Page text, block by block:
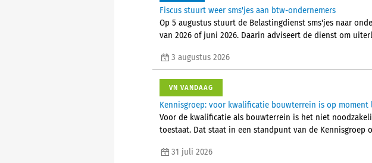
Fiscus stuurt weer sms'jes aan btw-ondernemers
Op 5 augustus stuurt de Belastingdienst sms'jes naar
van 2026 of juni 2026. Daarin adviseert de dienst om
3 augustus 2026
VN VANDAAG
Kennisgroep: voor kwalificatie bouwterrein is op
Voor de kwalificatie als bouwterrein is het niet
toestaat. Dat staat in een standpunt van de Kennisgroep
31 juli 2026